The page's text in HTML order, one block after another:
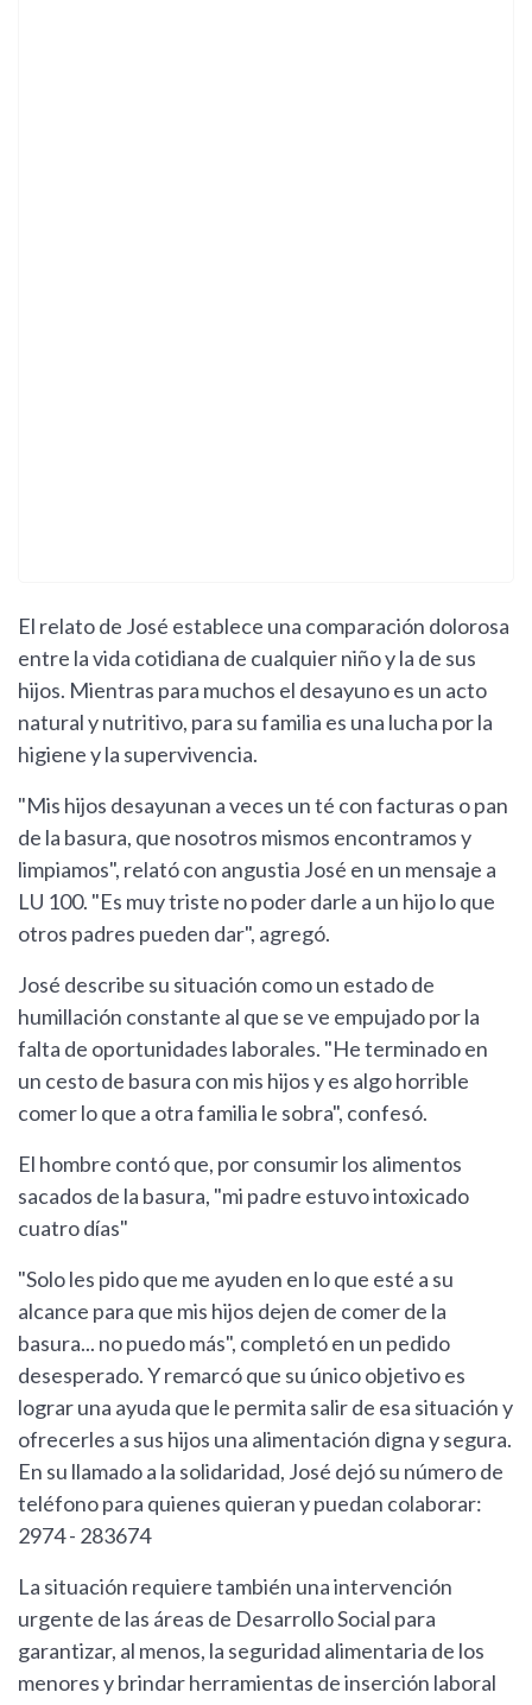
El relato de José establece una comparación dolorosa
entre la vida cotidiana de cualquier niño y la de sus
hijos. Mientras para muchos el desayuno es un acto
natural y nutritivo, para su familia es una lucha por la
higiene y la supervivencia.
"Mis hijos desayunan a veces un té con facturas o pan
de la basura, que nosotros mismos encontramos y
limpiamos", relató con angustia José en un mensaje a
LU 100. "Es muy triste no poder darle a un hijo lo que
otros padres pueden dar", agregó.
José describe su situación como un estado de
humillación constante al que se ve empujado por la
falta de oportunidades laborales. "He terminado en
un cesto de basura con mis hijos y es algo horrible
comer lo que a otra familia le sobra", confesó.
El hombre contó que, por consumir los alimentos
sacados de la basura, "mi padre estuvo intoxicado
cuatro días"
"Solo les pido que me ayuden en lo que esté a su
alcance para que mis hijos dejen de comer de la
basura... no puedo más", completó en un pedido
desesperado. Y remarcó que su único objetivo es
lograr una ayuda que le permita salir de esa situación y
ofrecerles a sus hijos una alimentación digna y segura.
En su llamado a la solidaridad, José dejó su número de
teléfono para quienes quieran y puedan colaborar:
2974 - 283674
La situación requiere también una intervención
urgente de las áreas de Desarrollo Social para
garantizar, al menos, la seguridad alimentaria de los
menores y brindar herramientas de inserción laboral